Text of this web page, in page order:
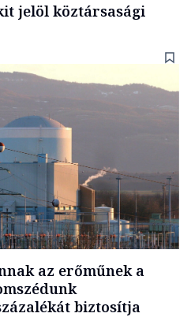
jelöl köztársasági
az erőműnek a
biztosítja